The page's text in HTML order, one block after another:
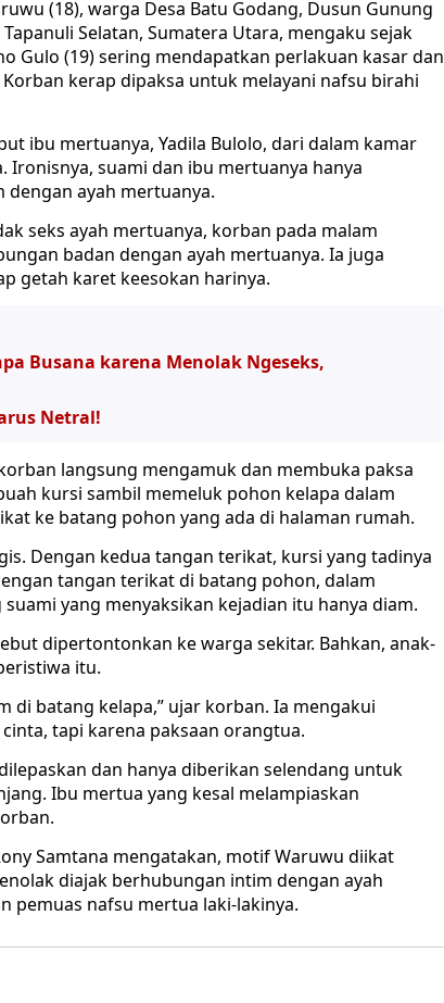
(18), warga Desa Batu Godang, Dusun Gunung
Selatan, Sumatera Utara, mengaku sejak
Gulo (19) sering mendapatkan perlakuan kasar dan
kerap dipaksa untuk melayani nafsu birahi
ibu mertuanya, Yadila Bulolo, dari dalam kamar
Ironisnya, suami dan ibu mertuanya hanya
ayah mertuanya.
seks ayah mertuanya, korban pada malam
badan dengan ayah mertuanya. Ia juga
getah karet keesokan harinya.
Busana karena Menolak Ngeseks,
Netral!
langsung mengamuk dan membuka paksa
kursi sambil memeluk pohon kelapa dalam
ke batang pohon yang ada di halaman rumah.
Dengan kedua tangan terikat, kursi yang tadinya
tangan terikat di batang pohon, dalam
yang menyaksikan kejadian itu hanya diam.
dipertontonkan ke warga sekitar. Bahkan, anak-
itu.
di batang kelapa,” ujar korban. Ia mengakui
tapi karena paksaan orangtua.
dan hanya diberikan selendang untuk
Ibu mertua yang kesal melampiaskan
Samtana mengatakan, motif Waruwu diikat
diajak berhubungan intim dengan ayah
pemuas nafsu mertua laki-lakinya.